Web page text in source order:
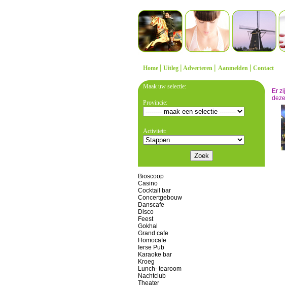
Home | Uitleg | Adverteren | Aanmelden | Contact
Maak uw selectie:
Provincie:
Activiteit:
Bioscoop
Casino
Cocktail bar
Concertgebouw
Danscafe
Disco
Feest
Gokhal
Grand cafe
Homocafe
Ierse Pub
Karaoke bar
Kroeg
Lunch- tearoom
Nachtclub
Theater
Er